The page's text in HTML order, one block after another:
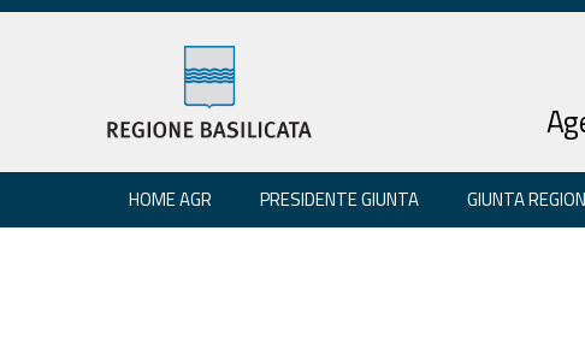
HOME AGR PRESIDENTE GIUNTA GIUNTA